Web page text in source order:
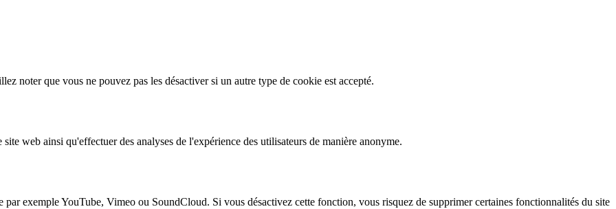
noter que vous ne pouvez pas les désactiver si un autre type de cookie est accepté.
web ainsi qu'effectuer des analyses de l'expérience des utilisateurs de manière anonyme.
exemple YouTube, Vimeo ou SoundCloud. Si vous désactivez cette fonction, vous risquez de supprimer certaines fonctionnalités du site